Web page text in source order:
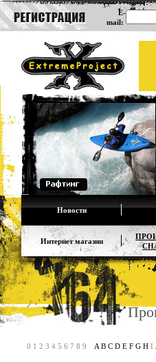
E-
mail:
Новости
Интернет магазин
0 1 2 3 4 5 6 7 8 9 A B C D E F G HI